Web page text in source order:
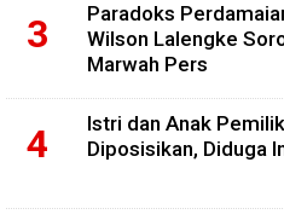
Paradoks
Wilson Lalengke
Marwah Pers
Istri dan Anak
Diposisikan, Diduga